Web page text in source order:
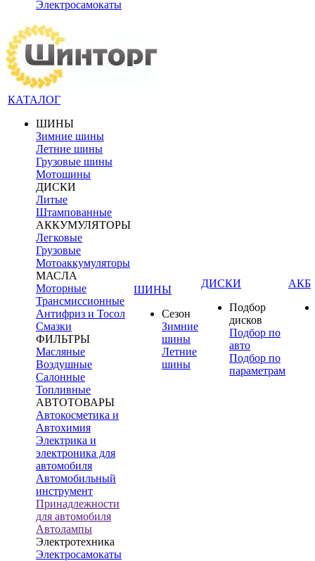
Электросамокаты
КАТАЛОГ
ШИНЫ
Зимние шины
Летние шины
Грузовые шины
Мотошины
ДИСКИ
Литые
Штампованные
АККУМУЛЯТОРЫ
Легковые
Грузовые
Мотоаккумуляторы
МАСЛА
Моторные
Трансмиссионные
Антифриз и Тосол
Смазки
ФИЛЬТРЫ
Масляные
Воздушные
Салонные
Топливные
АВТОТОВАРЫ
Автокосметика и
Автохимия
Электрика и
электроника для
автомобиля
Автомобильный
инструмент
Принадлежности
для автомобиля
Автолампы
Электротехника
Электросамокаты
ШИНЫ
Сезон
Зимние
шины
Летние
шины
ДИСКИ
Подбор
дисков
Подбор по
авто
Подбор по
параметрам
АКБ